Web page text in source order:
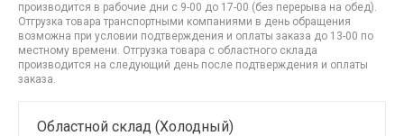
производится в рабочие дни с 9-00 до 17-00 (без перерыва на обед).
Отгрузка товара транспортными компаниями в день обращения
возможна при условии подтверждения и оплаты заказа до 13-00 по
местному времени. Отгрузка товара с областного склада
производится на следующий день после подтверждения и оплаты
заказа.
Областной склад (Холодный)